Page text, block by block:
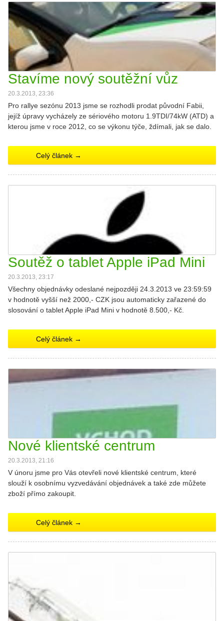
Stavíme nový soutěžní vůz
20.3.2013, 23:36
Pro rallye sezónu 2013 jsme se rozhodli prodat původní Fabii,
jejíž úpravy vycházely ze sériového motoru 1.9TDI/74kW (ATD) a
kterou jsme v roce 2012, co se výkonu týče, ždímali, jak se dalo.
Celý článek →
Soutěž o tablet Apple iPad Mini
20.3.2013, 23:17
Všechny objednávky odeslané nejpozději 24.3.2013 ve 23:59:59
v hodnotě vyšší než 2000,- CZK jsou automaticky zařazené do
slosování o tablet Apple iPad Mini v hodnotě 8.500,- Kč.
Celý článek →
Nové klientské centrum
20.3.2013, 21:16
V únoru jsme pro Vás otevřeli nové klientské centrum, které
slouží k osobnímu vyzvedávání objednávek a také zde můžete
zboží přímo zakoupit.
Celý článek →